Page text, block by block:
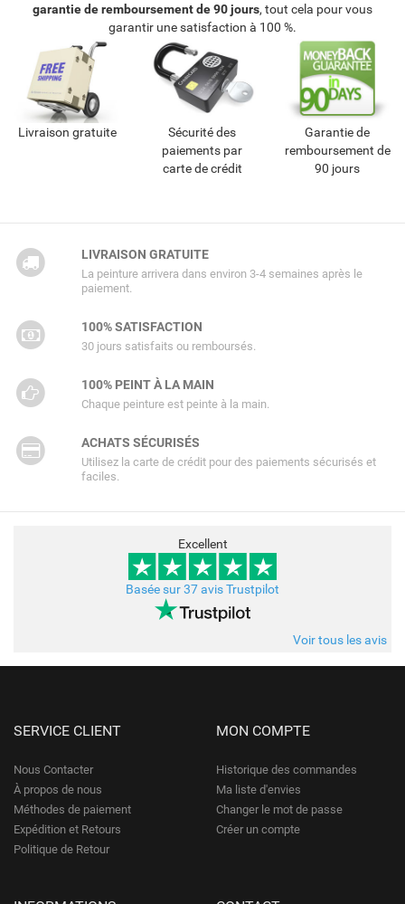
garantie de remboursement de 90 jours, tout cela pour vous
garantir une satisfaction à 100 %.
Livraison gratuite
Sécurité des
paiements par
carte de crédit
Garantie de
remboursement de
90 jours
LIVRAISON GRATUITE
La peinture arrivera dans environ 3-4 semaines après le
paiement.
100% SATISFACTION
30 jours satisfaits ou remboursés.
100% PEINT À LA MAIN
Chaque peinture est peinte à la main.
ACHATS SÉCURISÉS
Utilisez la carte de crédit pour des paiements sécurisés et
faciles.
Excellent
Basée sur 37 avis Trustpilot
Voir tous les avis
SERVICE CLIENT
Nous Contacter
À propos de nous
Méthodes de paiement
Expédition et Retours
Politique de Retour
MON COMPTE
Historique des commandes
Ma liste d'envies
Changer le mot de passe
Créer un compte